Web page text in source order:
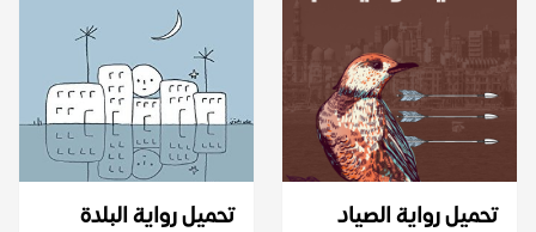
تحميل رواية الصياد
تحميل رواية البلدة